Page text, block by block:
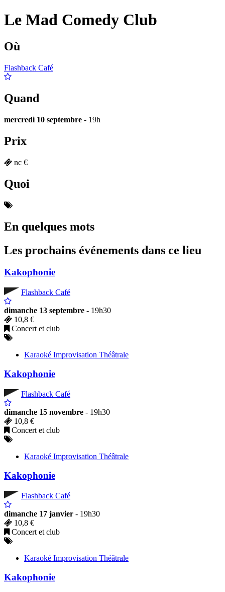
Le Mad Comedy Club
Où
Flashback Café
Quand
mercredi 10 septembre - 19h
Prix
nc €
Quoi
En quelques mots
Les prochains événements dans ce lieu
Kakophonie
Flashback Café
dimanche 13 septembre - 19h30
10,8 €
Concert et club
Karaoké Improvisation Théâtrale
Kakophonie
Flashback Café
dimanche 15 novembre - 19h30
10,8 €
Concert et club
Karaoké Improvisation Théâtrale
Kakophonie
Flashback Café
dimanche 17 janvier - 19h30
10,8 €
Concert et club
Karaoké Improvisation Théâtrale
Kakophonie